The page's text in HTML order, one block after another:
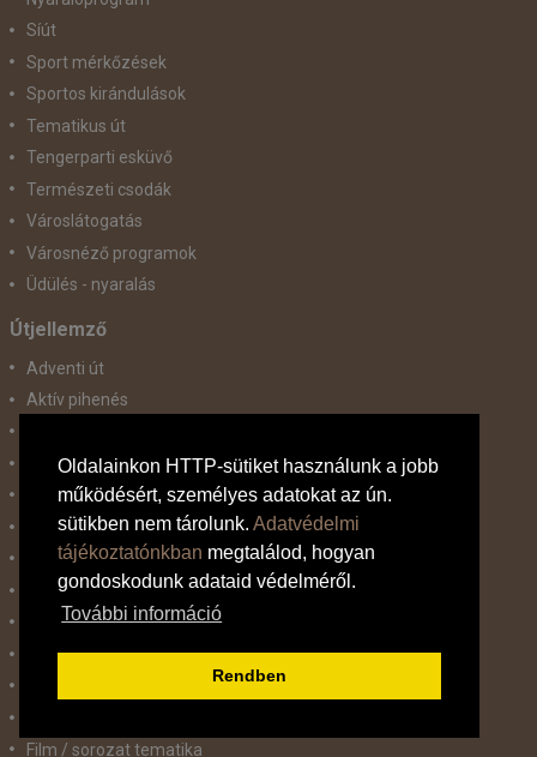
Oldalainkon HTTP-sütiket használunk a jobb
működésért, személyes adatokat az ún.
sütikben nem tárolunk. Adatvédelmi
tájékoztatónkban megtalálod, hogyan
gondoskodunk adataid védelméről.
További információ
Rendben
Síút
Sport mérkőzések
Sportos kirándulások
Tematikus út
Tengerparti esküvő
Természeti csodák
Városlátogatás
Városnéző programok
Üdülés - nyaralás
Útjellemző
Adventi út
Aktív pihenés
Belépőjegy
Bor - Gasztronómia
Búvárkodás
Családbarát
Csillagtúra
Csoportos út
Élményprogram
Fakultatív program lehetőség
Film / sorozat tematika